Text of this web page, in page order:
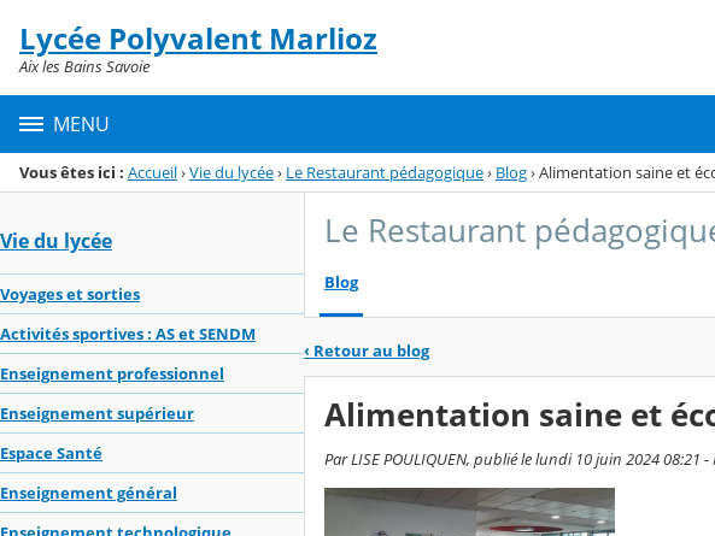
Menu de la rubrique
Contenu
Lycée Polyvalent Marlioz
Aix les Bains Savoie
MENU
Vous êtes ici : Accueil›Vie du lycée› Le Restaurant pédagogique› Blog›Alimentation saine et
Vie du lycée
Voyages et sorties
Activités sportives : AS et SENDM
Enseignement professionnel
Enseignement supérieur
Espace Santé
Enseignement général
Le Restaurant
Blog
‹ Retour au blog
Alimentation saine et
Par LISE POULIQUEN, publié le lundi 10 juin 2024 08:21